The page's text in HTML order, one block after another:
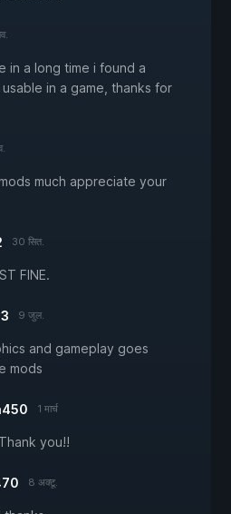
in a long time i found a
in a game, thanks for
much appreciate your
30 सित.
FINE.
9 जुल.
and gameplay goes
mods
1 मार्च
you!!
8 अक्टू.